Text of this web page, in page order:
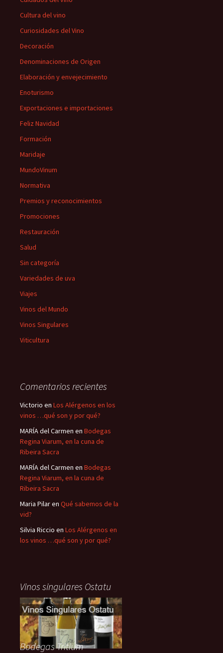
Cultura del vino
Curiosidades del Vino
Decoración
Denominaciones de Origen
Elaboración y envejecimiento
Enoturismo
Exportaciones e importaciones
Feliz Navidad
Formación
Maridaje
MundoVinum
Normativa
Premios y reconocimientos
Promociones
Restauración
Salud
Sin categoría
Variedades de uva
Viajes
Vinos del Mundo
Vinos Singulares
Viticultura
Comentarios recientes
Victorio en Los Alérgenos en los
vinos …qué son y por qué?
MARÍA del Carmen en Bodegas
Regina Viarum, en la cuna de
Ribeira Sacra
MARÍA del Carmen en Bodegas
Regina Viarum, en la cuna de
Ribeira Sacra
Maria Pilaren Qué sabemos de la
vid?
Silvia Riccio en Los Alérgenos en
los vinos …qué son y por qué?
Vinos singulares Ostatu
Bodegas Tritium